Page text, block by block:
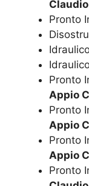
Claudio
Pronto
Pronto
Appio
Pronto
Appio
Pronto
Appio
Pronto